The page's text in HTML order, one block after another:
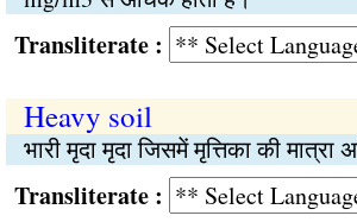
:
Heavy soil
भारी मृदा मृदा जिसमें मृत्तिका की मात्रा
: